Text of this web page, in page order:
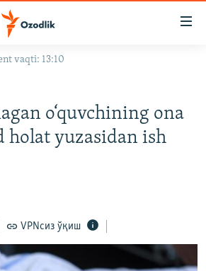
vaqti: 13:10
o‘quvchining ona
holat yuzasidan ish
VPNсиз ўқиш